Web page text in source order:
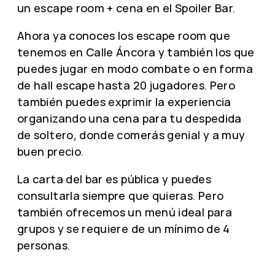
un escape room + cena en el Spoiler Bar.
Ahora ya conoces los escape room que
tenemos en Calle Áncora y también los que
puedes jugar en modo combate o en forma
de hall escape hasta 20 jugadores. Pero
también puedes exprimir la experiencia
organizando una cena para tu despedida
de soltero, donde comerás genial y a muy
buen precio.
La carta del bar es pública y puedes
consultarla siempre que quieras. Pero
también ofrecemos un menú ideal para
grupos y se requiere de un mínimo de 4
personas.